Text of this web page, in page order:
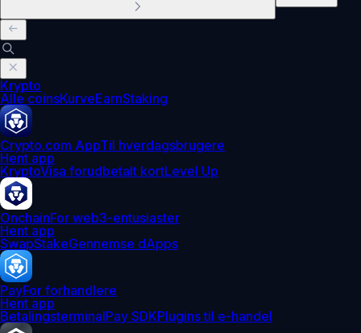
Krypto
Alle coinsKurveEarnStaking
Crypto.com AppTil hverdagsbrugere
Hent app
KryptoVisa forudbetalt kortLevel Up
OnchainFor web3-entusiaster
Hent app
SwapStakeGennemse dApps
PayFor forhandlere
Hent app
BetalingsterminalPay SDKPlugins til e-handel